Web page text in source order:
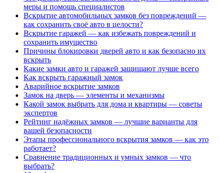
меры и помощь специалистов
Вскрытие автомобильных замков без повреждений —
как сохранить своё авто в целости?
Вскрытие гаражей — как избежать повреждений и
сохранить имущество
Причины блокировки дверей авто и как безопасно их
вскрыть
Какие замки авто и гаражей защищают лучше всего
Как вскрыть гаражный замок
Аварийное вскрытие замков
Замок на дверь — элементы и механизмы
Какой замок выбрать для дома и квартиры — советы
экспертов
Рейтинг надёжных замков — лучшие варианты для
вашей безопасности
Этапы профессионального вскрытия замков — как это
работает?
Сравнение традиционных и умных замков — что
выбрать?